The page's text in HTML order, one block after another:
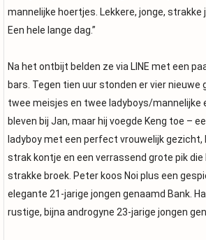
mannelijke hoertjes. Lekkere, jonge, strakke
Een hele lange dag.”
Na het ontbijt belden ze via LINE met een
bars. Tegen tien uur stonden er vier nieuwe
twee meisjes en twee ladyboys/mannelijke
bleven bij Jan, maar hij voegde Keng toe –
ladyboy met een perfect vrouwelijk gezicht,
strak kontje en een verrassend grote pik
strakke broek. Peter koos Noi plus een
elegante 21-jarige jongen genaamd Bank.
rustige, bijna androgyne 23-jarige jongen